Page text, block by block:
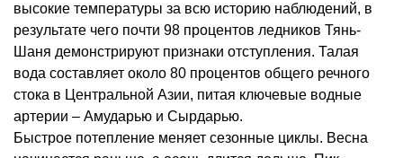
высокие температуры за всю историю наблюдений, в
результате чего почти 98 процентов ледников Тянь-
Шаня демонстрируют признаки отступления. Талая
вода составляет около 80 процентов общего речного
стока в Центральной Азии, питая ключевые водные
артерии – Амударью и Сырдарью.
Быстрое потепление меняет сезонные циклы. Весна